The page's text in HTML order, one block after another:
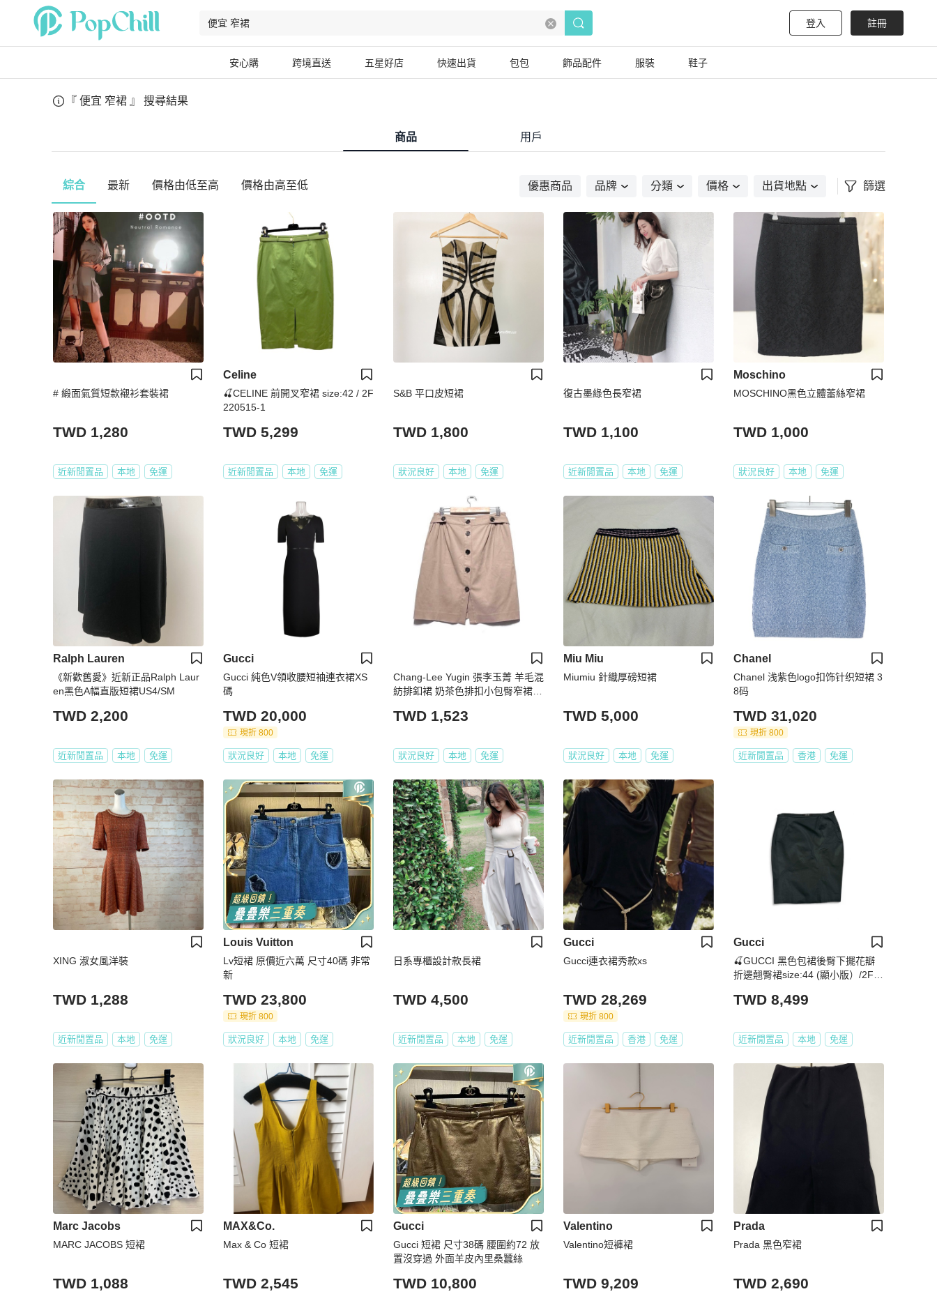
登入 註冊
安心購 跨境直送 五星好店 快速出貨 包包 飾品配件 服裝 鞋子
『 便宜 窄裙 』 搜尋結果
商品 用戶
綜合 最新 價格由低至高 價格由高至低 優惠商品 品牌 分類 價格 出貨地點 篩選
# 緞面氣質短款襯衫套裝裙
TWD 1,280
近新閒置品 本地 免運
Celine
🍒CELINE 前開叉窄裙 size:42 / 2F
220515-1
TWD 5,299
近新閒置品 本地 免運
S&B 平口皮短裙
TWD 1,800
狀況良好 本地 免運
復古墨綠色長窄裙
TWD 1,100
近新閒置品 本地 免運
Moschino
MOSCHINO黑色立體蕾絲窄裙
TWD 1,000
狀況良好 本地 免運
Ralph Lauren
《新歡舊愛》近新正品Ralph Laur
en黑色A幅直版短裙US4/SM
TWD 2,200
近新閒置品 本地 免運
Gucci
Gucci 純色V領收腰短袖連衣裙XS
碼
TWD 20,000
現折 800
狀況良好 本地 免運
Chang-Lee Yugin 張李玉菁 羊毛混
紡排釦裙 奶茶色排扣小包臀窄裙
TWD 1,523
狀況良好 本地 免運
Miu Miu
Miumiu 針織厚磅短裙
TWD 5,000
狀況良好 本地 免運
Chanel
Chanel 浅紫色logo扣饰针织短裙 3
8码
TWD 31,020
現折 800
近新閒置品 香港 免運
XING 淑女風洋裝
TWD 1,288
近新閒置品 本地 免運
Louis Vuitton
Lv短裙 原價近六萬 尺寸40碼 非常
新
TWD 23,800
現折 800
狀況良好 本地 免運
日系專櫃設計款長裙
TWD 4,500
近新閒置品 本地 免運
Gucci
Gucci連衣裙秀款xs
TWD 28,269
現折 800
近新閒置品 香港 免運
Gucci
🍒GUCCI 黑色包裙後臀下擺花瓣
折邊翹臀裙size:44 (顯小版）/2F2
TWD 8,499
近新閒置品 本地 免運
Marc Jacobs
MARC JACOBS 短裙
TWD 1,088
MAX&Co.
Max & Co 短裙
TWD 2,545
Gucci
Gucci 短裙 尺寸38碼 腰圍約72 放
置沒穿過 外面羊皮內里桑蠶絲
TWD 10,800
Valentino
Valentino短褲裙
TWD 9,209
Prada
Prada 黑色窄裙
TWD 2,690